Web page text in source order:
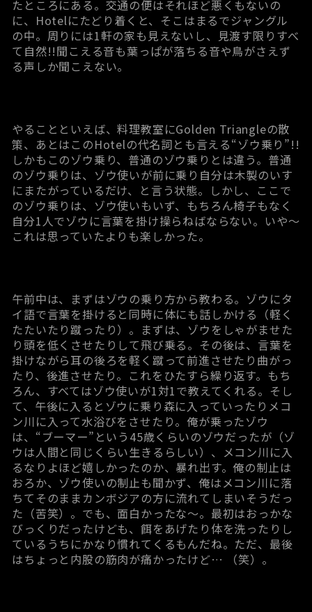
たところにある。交通の便はそれほど悪くもないの
に、Hotelにたどり着くと、そこはまるでジャングル
の中。周りには1軒の家も見えないし、見渡す限りすべ
て自然!!聞こえる音も葉っぱが落ちる音や鳥がさえず
る声しか聞こえない。
やることといえば、料理教室にGolden Triangleの散
策、あとはこのHotelの代名詞とも言える“ゾウ乗り”!!
しかもこのゾウ乗り、普通のゾウ乗りとは違う。普通
のゾウ乗りは、ゾウ使いが前に乗り自分は木製のいす
にまたがっているだけ、と言う状態。しかし、ここで
のゾウ乗りは、ゾウ使いもいず、もちろん椅子もなく
自分1人でゾウに言葉を掛け操らねばならない。いや～
これは思っていたよりも楽しかった。
午前中は、まずはゾウの乗り方から教わる。ゾウにタ
イ語で言葉を掛けると同時に体にも話しかける（軽く
たたいたり蹴ったり）。まずは、ゾウをしゃがませた
り頭を低くさせたりして飛び乗る。その後は、言葉を
掛けながら耳の後ろを軽く蹴って前進させたり曲がっ
たり、後進させたり。これをひたすら繰り返す。もち
ろん、すべてはゾウ使いが1対1で教えてくれる。そし
て、午後に入るとゾウに乗り森に入っていったりメコ
ン川に入って水浴びをさせたり。俺が乗ったゾウ
は、“ブーマー”という45歳くらいのゾウだったが（ゾ
ウは人間と同じくらい生きるらしい）、メコン川に入
るなりよほど嬉しかったのか、暴れ出す。俺の制止は
おろか、ゾウ使いの制止も聞かず、俺はメコン川に落
ちてそのままカンボジアの方に流れてしまいそうだっ
た（苦笑）。でも、面白かったな～。最初はおっかな
びっくりだったけども、餌をあげたり体を洗ったりし
ているうちにかなり慣れてくるもんだね。ただ、最後
はちょっと内股の筋肉が痛かったけど… （笑）。